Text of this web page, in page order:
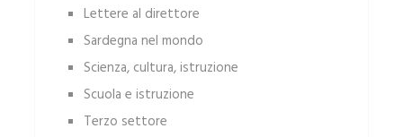
Lettere al direttore
Sardegna nel mondo
Scienza, cultura, istruzione
Scuola e istruzione
Terzo settore